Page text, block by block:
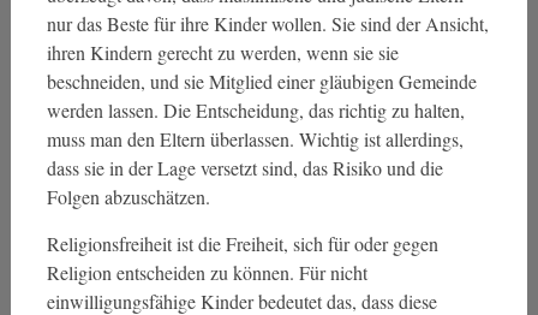
nur das Beste für ihre Kinder wollen. Sie sind der Ansicht,
ihren Kindern gerecht zu werden, wenn sie sie
beschneiden, und sie Mitglied einer gläubigen Gemeinde
werden lassen. Die Entscheidung, das richtig zu halten,
muss man den Eltern überlassen. Wichtig ist allerdings,
dass sie in der Lage versetzt sind, das Risiko und die
Folgen abzuschätzen.
Religionsfreiheit ist die Freiheit, sich für oder gegen
Religion entscheiden zu können. Für nicht
einwilligungsfähige Kinder bedeutet das, dass diese